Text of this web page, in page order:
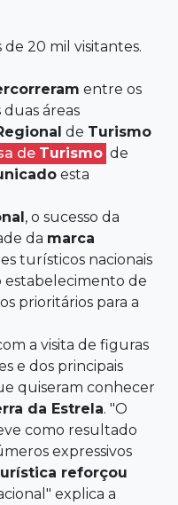
de 20 mil visitantes.
entre os
duas áreas
de Turismo
de Turismo de
esta
, o sucesso da
da marca
turísticos nacionais
estabelecimento de
prioritários para a
a visita de figuras
e dos principais
quiseram conhecer
da Estrela. "O
como resultado
expressivos
reforçou
explica a